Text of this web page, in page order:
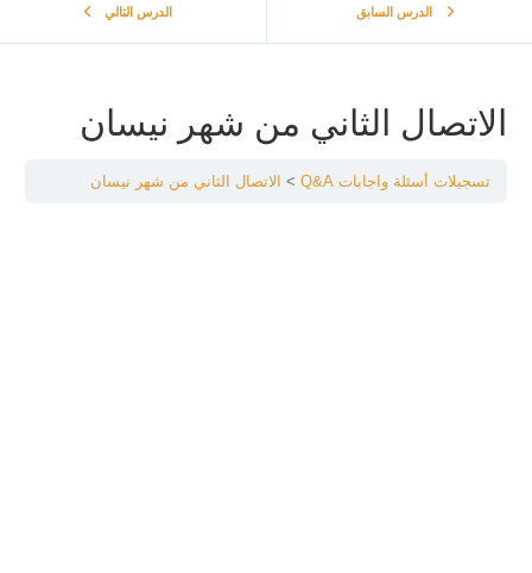
الدرس السابق الدرس التالي
الاتصال الثاني من شهر نيسان
تسجيلات أسئلة واجابات Q&A الاتصال الثاني من شهر نيسان